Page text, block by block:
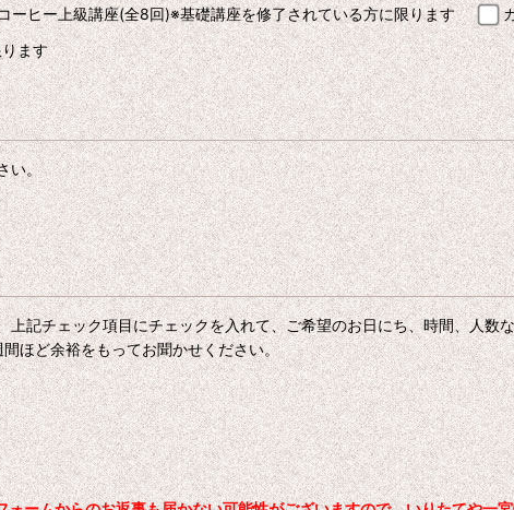
ーヒー上級講座(全8回)※基礎講座を修了されている方に限ります
ます
い。
記チェック項目にチェックを入れて、ご希望のお日にち、時間、人数
ほど余裕をもってお聞かせください。